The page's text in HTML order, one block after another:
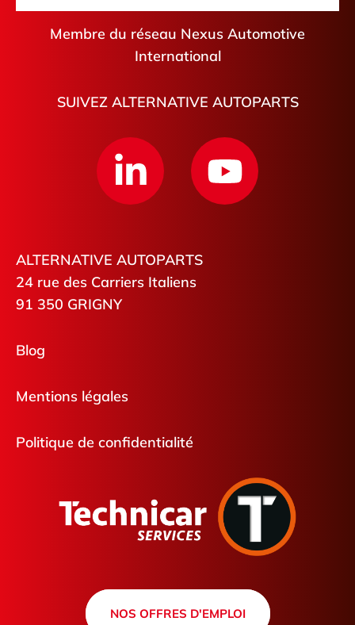
Membre du réseau Nexus Automotive
International
SUIVEZ ALTERNATIVE AUTOPARTS
ALTERNATIVE AUTOPARTS
24 rue des Carriers Italiens
91 350 GRIGNY
Blog
Mentions légales
Politique de confidentialité
NOS OFFRES D'EMPLOI